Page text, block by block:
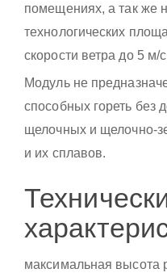
помещениях, а так же
технологических
скорости ветра до 5 м/с
Модуль не
способных гореть без
щелочных и щелочно-
и их сплавов.
максимальная высота